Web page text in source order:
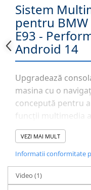
Sistem
pentru BMW
E93 -
Android 14
Upgradează
masina cu o
concepută pentru
funcții multimedia
procesorOcta-
RAM, această
instantanee.
în timp real sau
Android 14
VEZI MAI MULT
Informatii conformitate
Video (1)